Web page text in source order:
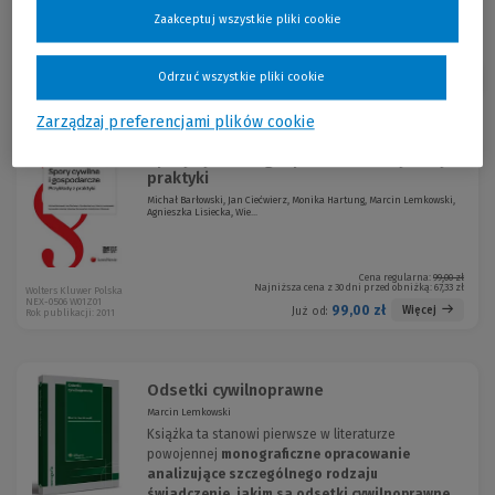
praktyki
Michał Barłowski, Jan Ciećwierz, Monika Hartung, Marcin Lemkowski,
Agnieszka Lisiecka, Wie...
Cena regularna: 99,00 zł
Najniższa cena z 30 dni przed obniżką: 67,33 zł
Już od: 99,00 zł Więcej
Wolters Kluwer Polska
NEX-0506 W01Z01
Rok publikacji: 2011
Odsetki cywilnoprawne
Marcin Lemkowski
Książka ta stanowi pierwsze w literaturze
powojennej monograficzne opracowanie
analizujące szczególnego rodzaju
Zarządzaj preferencjami plików cookie
Odrzuć wszystkie pliki cookie
Zaakceptuj wszystkie pliki cookie